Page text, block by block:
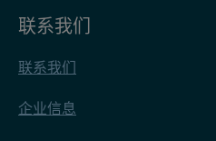
联系我们
联系我们
企业信息